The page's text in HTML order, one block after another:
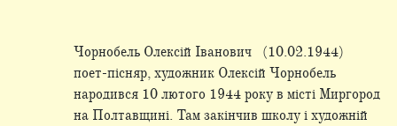
Чорнобель Олексій Іванович (10.02.1944)
поет-пісняр, художник Олексій Чорнобель
народився 10 лютого 1944 року в місті Миргород
на Полтавщині. Там закінчив школу і художній